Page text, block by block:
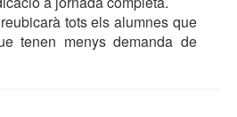
tots els alumnes que
tenen menys demanda de